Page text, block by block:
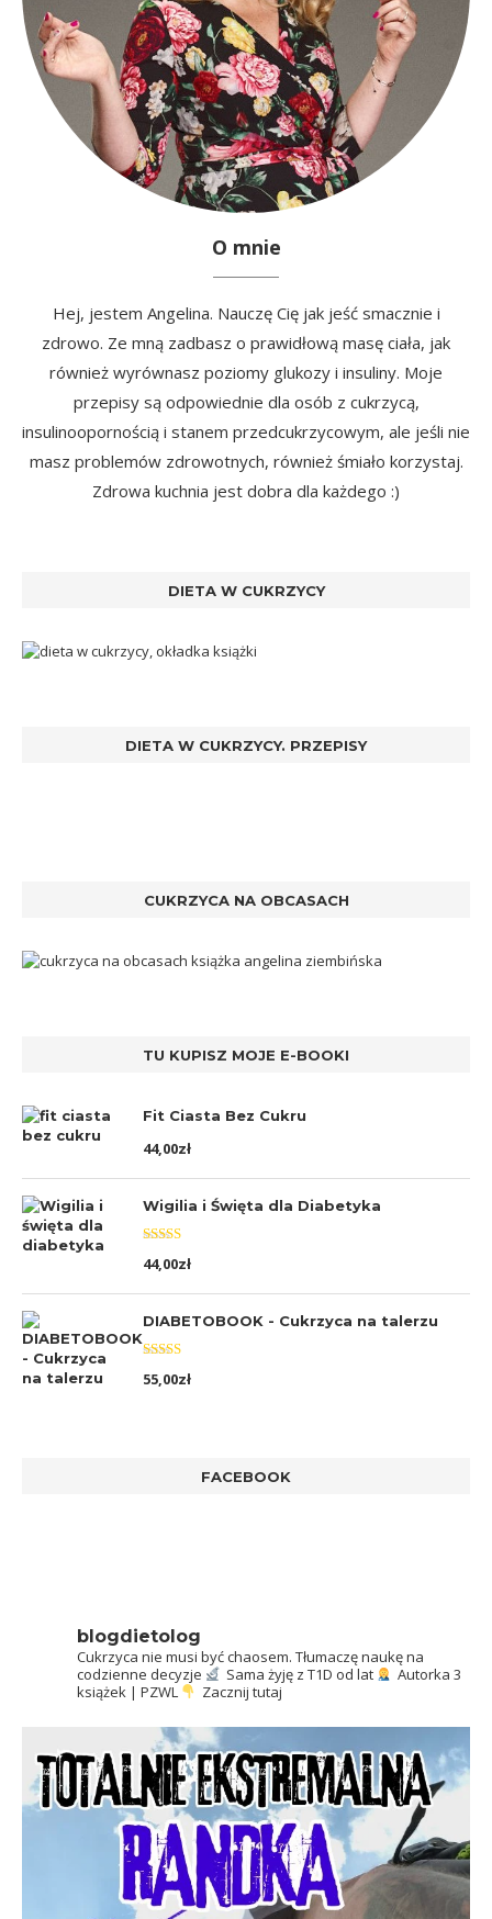
O mnie
Hej, jestem Angelina. Nauczę Cię jak jeść smacznie i
zdrowo. Ze mną zadbasz o prawidłową masę ciała, jak
również wyrównasz poziomy glukozy i insuliny. Moje
przepisy są odpowiednie dla osób z cukrzycą,
insulinoopornością i stanem przedcukrzycowym, ale jeśli nie
masz problemów zdrowotnych, również śmiało korzystaj.
Zdrowa kuchnia jest dobra dla każdego :)
DIETA W CUKRZYCY
DIETA W CUKRZYCY. PRZEPISY
CUKRZYCA NA OBCASACH
TU KUPISZ MOJE E-BOOKI
Fit Ciasta Bez Cukru
44,00zł
Wigilia i Święta dla Diabetyka
Oceniono
5.00na 5
44,00zł
DIABETOBOOK - Cukrzyca na talerzu
Oceniono
5.00na 5
55,00zł
FACEBOOK
blogdietolog
Cukrzyca nie musi być chaosem. Tłumaczę naukę na
codzienne decyzje
Sama żyję z T1D od lat
Autorka 3
książek | PZWL
Zacznij tutaj